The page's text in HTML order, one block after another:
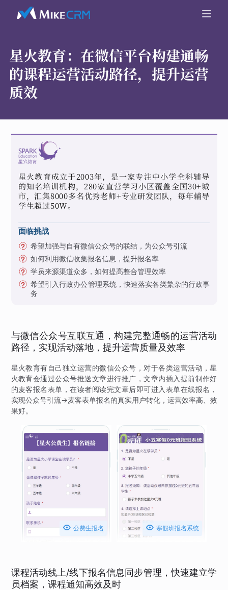
星火教育： 在微信平台构建通畅
的课程运营活动路径，提升运营
质效
星火教育成立于2003年，是一家专注中小学全科辅导
的知名培训机构，280家直营学习小区覆盖全国30+城
市，汇集8000多名优秀老师+专业研发团队，每年辅导
学生超过50W。
面临挑战
希望加强与自有微信公众号的联结，为公众号引流
如何利用微信收集报名信息，提升报名率
学员来源渠道众多，如何提高整合管理效率
希望引入行政办公管理系统，快速落实各类繁杂的行政事
务
与微信公众号互联互通，构建完整通畅的运营活动
路径，实现活动落地，提升运营质量及效率
星火教育有自己独立运营的微信公众号，对于各类运营活动，星
火教育会通过公众号推送文章进行推广，文章内插入提前制作好
的麦客报名表单，在读者阅读完文章后即可进入表单在线报名，
实现公众号引流→麦客表单报名的真实用户转化，运营效率高、效
果好。
 公费生报名  寒假班报名系统
课程活动线上/线下报名信息同步管理，快速建立学
员档案，课程通知高效及时